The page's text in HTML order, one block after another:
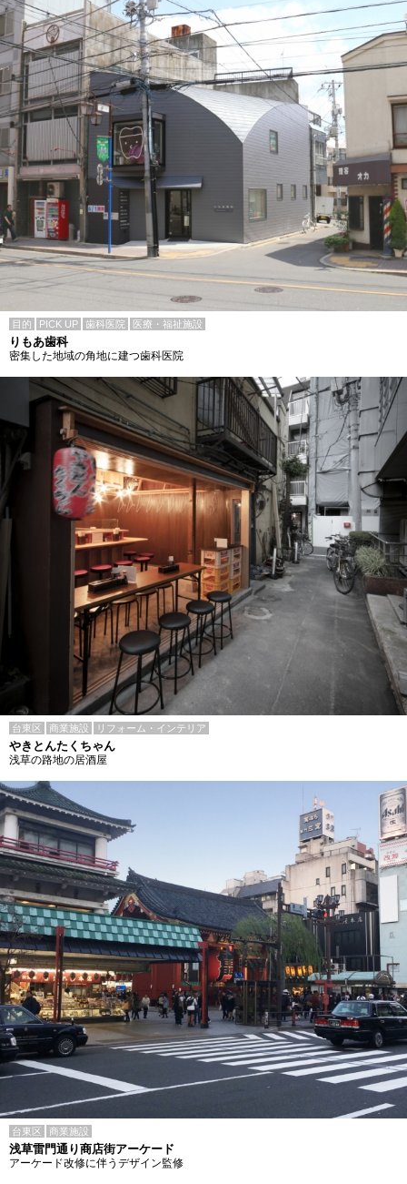
目的 PICK UP 歯科医院 医療・福祉施設
りもあ歯科
密集した地域の角地に建つ歯科医院
台東区 商業施設 リフォーム・インテリア
やきとんたくちゃん
浅草の路地の居酒屋
台東区 商業施設
浅草雷門通り商店街アーケード
アーケード改修に伴うデザイン監修